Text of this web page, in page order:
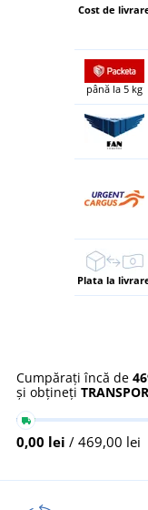
Cost de
până la 5 kg
Plata la
Cumpărați încă de
și obțineți
0,00 lei / 469,00 lei